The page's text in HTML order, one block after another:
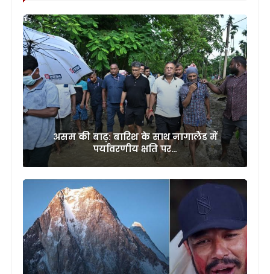
असम की बाढ़: बारिश के साथ नागालैंड में
पर्यावरणीय क्षति पर…